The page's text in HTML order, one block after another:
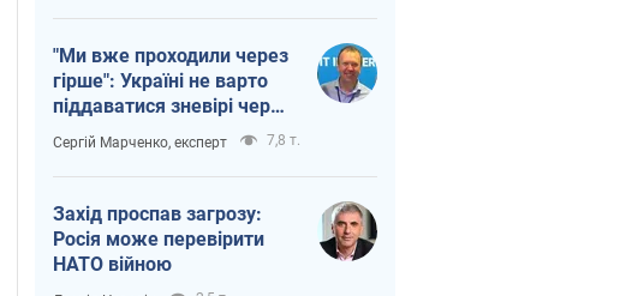
"Ми вже проходили через
гірше": Україні не варто
піддаватися зневірі через
ракетний терор
Сергій Марченко, експерт 7,8 т.
Захід проспав загрозу:
Росія може перевірити
НАТО війною